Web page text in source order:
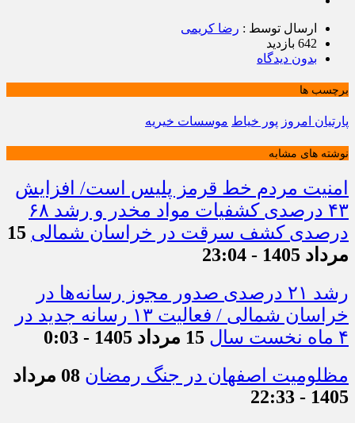
ارسال توسط : رضا کریمی
642 بازدید
بدون دیدگاه
برچسب ها
پارتیان امروز پور خیاط موسسات خیریه
نوشته های مشابه
امنیت مردم خط قرمز پلیس است/ افزایش
۴۳ درصدی کشفیات مواد مخدر و رشد ۶۸
درصدی کشف سرقت در خراسان شمالی 15
مرداد 1405 - 23:04
رشد ۲۱ درصدی صدور مجوز رسانه‌ها در
خراسان شمالی / فعالیت ۱۳ رسانه جدید در
۴ ماه نخست سال
15 مرداد 1405 - 0:03
مظلومیت اصفهان در جنگ رمضان
08 مرداد
1405 - 22:33